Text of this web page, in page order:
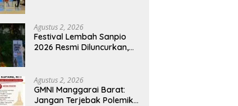
Agustus 2, 2026
Festival Lembah Sanpio
2026 Resmi Diluncurkan,
untuk Dukung Generasi
Berkarakter
Agustus 2, 2026
GMNI Manggarai Barat:
Jangan Terjebak Polemik